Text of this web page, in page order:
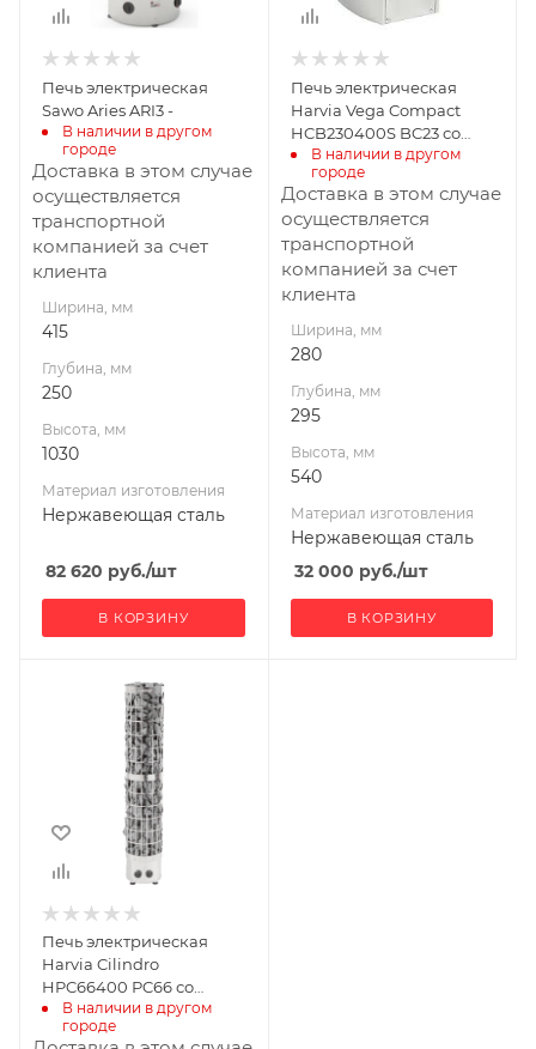
Материал
Нержавеющая
сталь
Масса камней, кг
Габариты В*Ш*Г мм
1030x415x250
Мощность, кВт
9
Печь электрическая
Sawo Aries ARI3 -
В наличии в другом
городе
Доставка в этом случае
осуществляется
транспортной
компанией за счет
клиента
Ширина, мм
415
Глубина, мм
250
Высота, мм
1030
Материал изготовления
Нержавеющая сталь
82 620 руб./шт
В КОРЗИНУ
Материал
Нержавеющая
сталь
Масса камней, кг
12
Габариты В*Ш*Г мм
540x280x295
Гарантия, мес.
12
2,3
Печь электрическая
Harvia Vega Compact
HCB230400S BC23 со
встроенным пультом
В наличии в другом
городе
Доставка в этом случае
осуществляется
транспортной
компанией за счет
клиента
Ширина, мм
280
Глубина, мм
295
Высота, мм
540
Материал изготовления
Нержавеющая сталь
32 000 руб./шт
В КОРЗИНУ
Ширина, мм
Глубина, мм
1340
Материал
Нержавеющая
сталь
Масса камней, кг
75
Габариты В*Ш*Г мм
Печь электрическая
Harvia Cilindro
HPC66400 РC66 со
встроенным пультом
В наличии в другом
городе